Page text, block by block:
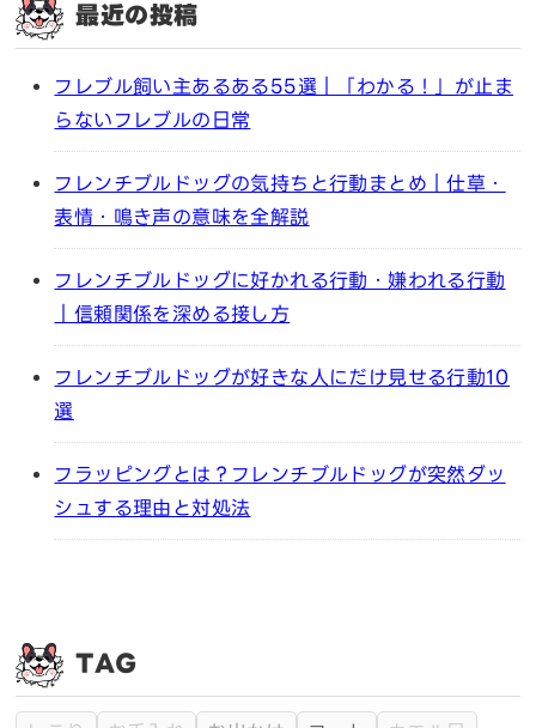
最近の投稿
フレブル飼い主あるある55選｜「わかる！」が止ま
らないフレブルの日常
フレンチブルドッグの気持ちと行動まとめ｜仕草・
表情・鳴き声の意味を全解説
フレンチブルドッグに好かれる行動・嫌われる行動
｜信頼関係を深める接し方
フレンチブルドッグが好きな人にだけ見せる行動10
選
フラッピングとは？フレンチブルドッグが突然ダッ
シュする理由と対処法
TAG